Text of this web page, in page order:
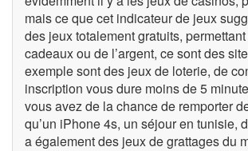
mais ce que cet indicateur de jeux
des jeux totalement gratuits,
cadeaux ou de l’argent, ce sont des
exemple sont des jeux de loterie, de
inscription vous dure moins de 5
vous avez de la chance de remporter
qu’un iPhone 4s, un séjour en tunisie,
a également des jeux de grattages du